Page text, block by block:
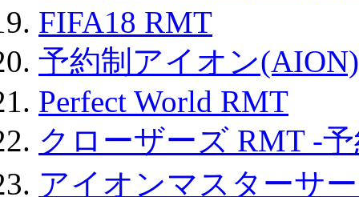
FIFA18 RMT
予約制アイオン
Perfect World RMT
クローザーズ RMT -
アイオンマスターサ